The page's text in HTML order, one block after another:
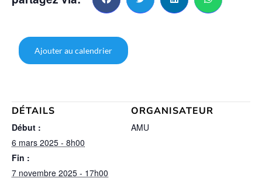
Ajouter au calendrier
DÉTAILS
Début :
6 mars 2025 - 8h00
Fin :
7 novembre 2025 - 17h00
ORGANISATEUR
AMU